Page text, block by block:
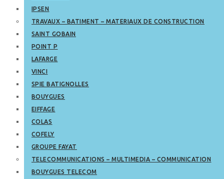
IPSEN
TRAVAUX – BATIMENT – MATERIAUX DE CONSTRUCTION
SAINT GOBAIN
POINT P
LAFARGE
VINCI
SPIE BATIGNOLLES
BOUYGUES
EIFFAGE
COLAS
COFELY
GROUPE FAYAT
TELECOMMUNICATIONS – MULTIMEDIA – COMMUNICATION
BOUYGUES TELECOM